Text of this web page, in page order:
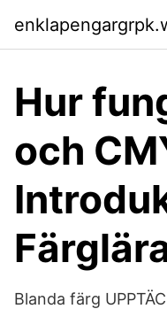
Hur
och
Blanda färg